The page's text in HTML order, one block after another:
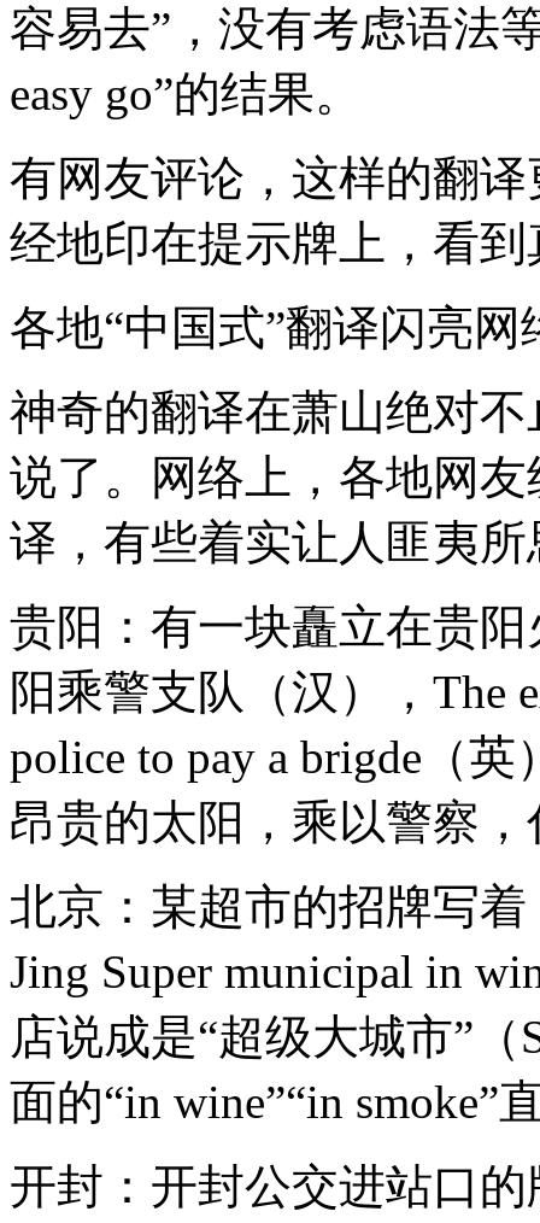
容易去”，没有考虑语法
easy go”的结果。
有网友评论，这样的翻
经地印在提示牌上，看
各地“中国式”翻译闪亮网
神奇的翻译在萧山绝对
说了。网络上，各地网
译，有些着实让人匪夷所
贵阳：有一块矗立在贵
阳乘警支队（汉），The
police to pay a brigde（
昂贵的太阳，乘以警察
北京：某超市的招牌写
Jing Super municipal in
店说成是“超级大城市”
面的“in wine”“in smoke”
开封：开封公交进站口的